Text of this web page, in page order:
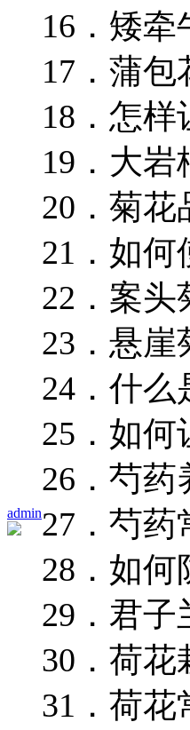
admin
16．矮
17．蒲
18．怎
19．大
20．菊花
21．如何
22．案
23．悬
24．什么
25．如何
26．芍药
27．芍药
28．如何
29．君
30．荷花
31．荷花